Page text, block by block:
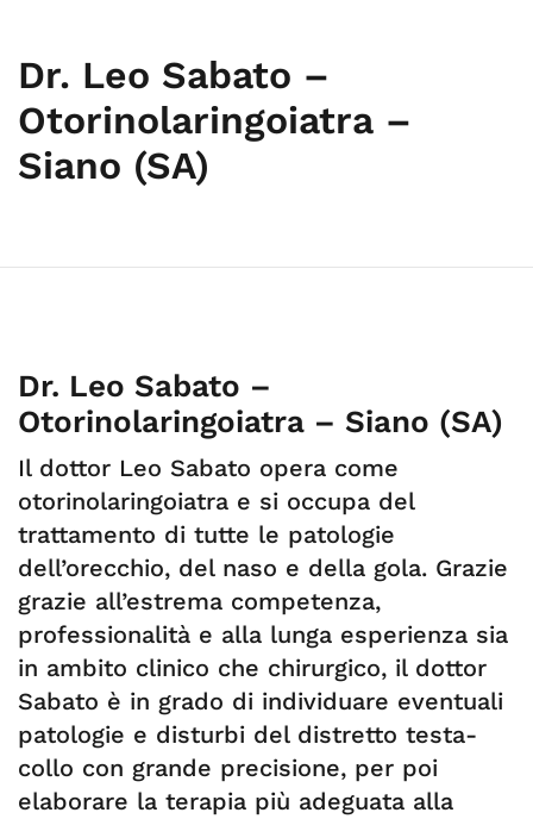
Dr. Leo Sabato –
Otorinolaringoiatra –
Siano (SA)
Dr. Leo Sabato –
Otorinolaringoiatra – Siano (SA)
Il dottor Leo Sabato opera come
otorinolaringoiatra e si occupa del
trattamento di tutte le patologie
dell’orecchio, del naso e della gola. Grazie
grazie all’estrema competenza,
professionalità e alla lunga esperienza sia
in ambito clinico che chirurgico, il dottor
Sabato è in grado di individuare eventuali
patologie e disturbi del distretto testa-
collo con grande precisione, per poi
elaborare la terapia più adeguata alla